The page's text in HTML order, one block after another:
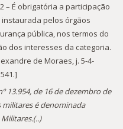
– É obrigatória a participação
pelos órgãos
pública, nos termos do
dos interesses da categoria.
de Moraes, j. 5-4-
13.954, de 16 de dezembro de
militares é denominada